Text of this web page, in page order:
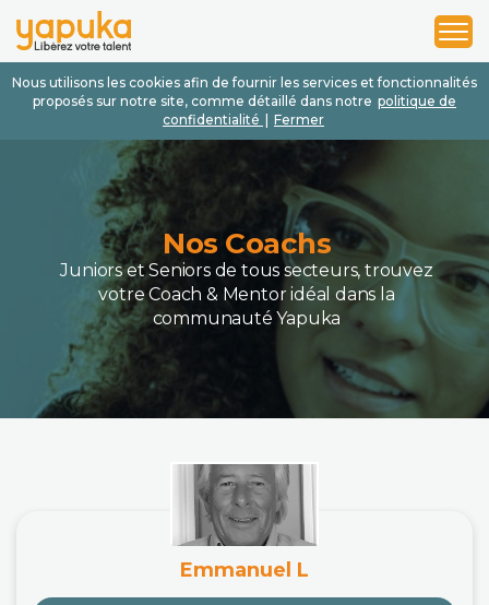
Nous utilisons les cookies afin de fournir les services et fonctionnalités
proposés sur notre site, comme détaillé dans notre politique de
confidentialité
Fermer
1
2
3
Nos Coachs
Juniors et Seniors de tous secteurs, trouvez
votre Coach & Mentor idéal dans la
communauté Yapuka
Emmanuel L